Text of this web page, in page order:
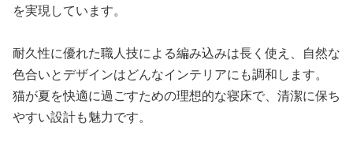
を実現しています。
耐久性に優れた職人技による編み込みは長く使え、自然な
色合いとデザインはどんなインテリアにも調和します。
猫が夏を快適に過ごすための理想的な寝床で、清潔に保ち
やすい設計も魅力です。